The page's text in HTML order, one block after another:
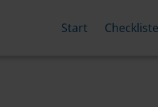
Start Checkliste